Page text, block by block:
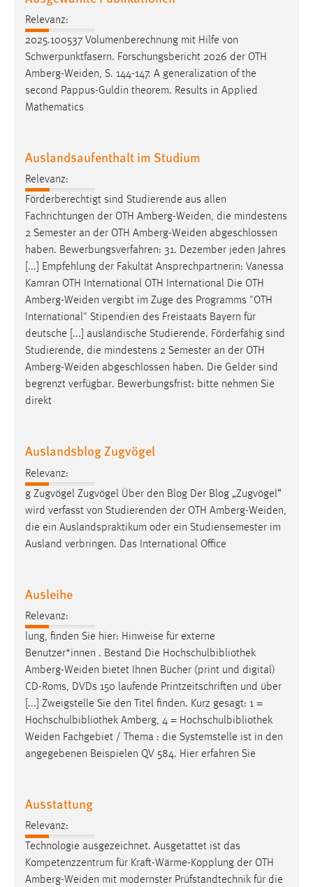
Relevanz:
2025.100537 Volumenberechnung mit Hilfe von
Schwerpunktfasern. Forschungsbericht 2026 der OTH
Amberg-Weiden, S. 144-147. A generalization of the
second Pappus-Guldin theorem. Results in Applied
Mathematics
Auslandsaufenthalt im Studium
Relevanz:
Förderberechtigt sind Studierende aus allen
Fachrichtungen der OTH Amberg-Weiden, die mindestens
2 Semester an der OTH Amberg-Weiden abgeschlossen
haben. Bewerbungsverfahren: 31. Dezember jeden Jahres
[...] Empfehlung der Fakultät Ansprechpartnerin: Vanessa
Kamran OTH International OTH International Die OTH
Amberg-Weiden vergibt im Zuge des Programms "OTH
International" Stipendien des Freistaats Bayern für
deutsche [...] ausländische Studierende. Förderfähig sind
Studierende, die mindestens 2 Semester an der OTH
Amberg-Weiden abgeschlossen haben. Die Gelder sind
begrenzt verfügbar. Bewerbungsfrist: bitte nehmen Sie
direkt
Auslandsblog Zugvögel
Relevanz:
g Zugvögel Zugvögel Über den Blog Der Blog „Zugvögel“
wird verfasst von Studierenden der OTH Amberg-Weiden,
die ein Auslandspraktikum oder ein Studiensemester im
Ausland verbringen. Das International Office
Ausleihe
Relevanz:
lung, finden Sie hier: Hinweise für externe
Benutzer*innen . Bestand Die Hochschulbibliothek
Amberg-Weiden bietet Ihnen Bücher (print und digital)
CD-Roms, DVDs 150 laufende Printzeitschriften und über
[...] Zweigstelle Sie den Titel finden. Kurz gesagt: 1 =
Hochschulbibliothek Amberg, 4 = Hochschulbibliothek
Weiden Fachgebiet / Thema : die Systemstelle ist in den
angegebenen Beispielen QV 584. Hier erfahren Sie
Ausstattung
Relevanz:
Technologie ausgezeichnet. Ausgetattet ist das
Kompetenzzentrum für Kraft-Wärme-Kopplung der OTH
Amberg-Weiden mit modernster Prüfstandtechnik für die
Name:
staticfilecache
Zweck:
Für performante Seitenauslieferung wird in diesem Cookie
gespeichert, ob man eingeloggt ist.
Name:
Zweck:
Das Cookie speichert die gewählte Sprache der Website.
Cookie Laufzeit:
30 Tage
Chat
Name:
MibewSessionID, MIBEW_UserID, mibew_locale, mibew-
chat-frame-style-5e9dbeb1811c0446
Zweck:
5e9dbeb1811c0446 = Sitzungslaufzeit, mibew_locale = 3
Login
Name:
fe_user, be_user, be_lastLoginProvider
Dieser Cookie ist notwendig um sich an der Website
Cookie Laufzeit:
STATISTIK
Statistik Cookies erfassen Informationen anonym.
Diese Informationen helfen uns zu verstehen, wie
unsere Besucher unsere Website nutzen.
_pk_ref, _pk_cvar, _pk_id, _pk_ses
Zweck:
Zugriffsstatistik